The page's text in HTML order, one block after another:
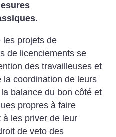
les projets de
de licenciements se
des travailleuses et
la coordination de leurs
balance du bon côté et
propres à faire
à les priver de leur
de veto des